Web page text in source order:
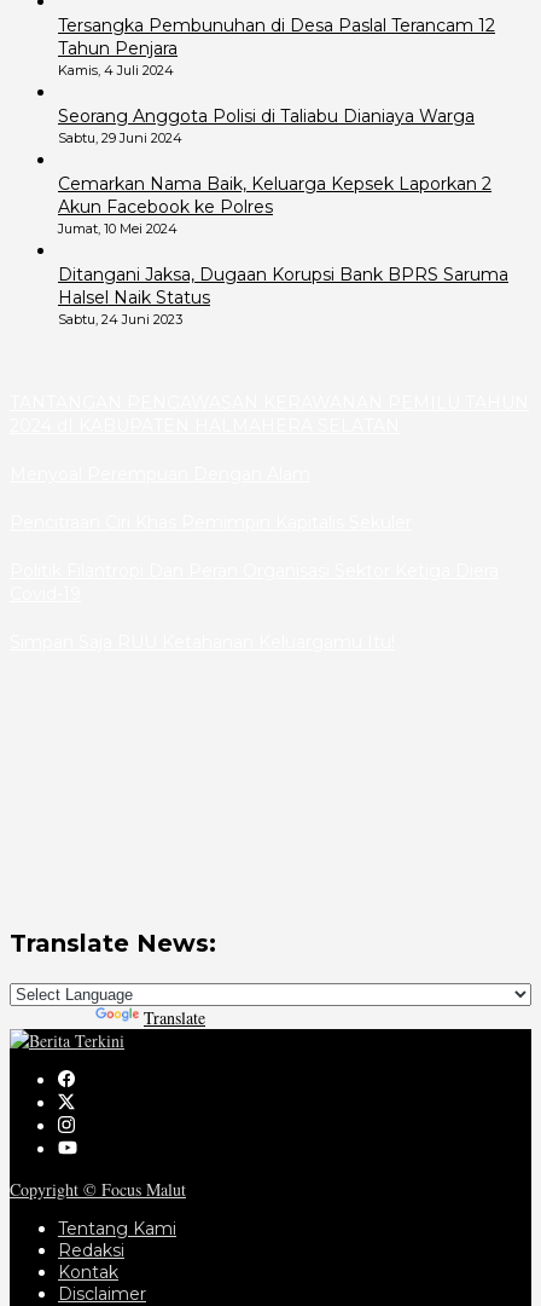
Tersangka Pembunuhan di Desa Paslal Terancam 12
Tahun Penjara
Kamis, 4 Juli 2024
Seorang Anggota Polisi di Taliabu Dianiaya Warga
Sabtu, 29 Juni 2024
Cemarkan Nama Baik, Keluarga Kepsek Laporkan 2
Akun Facebook ke Polres
Jumat, 10 Mei 2024
Ditangani Jaksa, Dugaan Korupsi Bank BPRS Saruma
Halsel Naik Status
Sabtu, 24 Juni 2023
Translate News:
Translate
Copyright © Focus Malut
Tentang Kami
Redaksi
Kontak
Disclaimer